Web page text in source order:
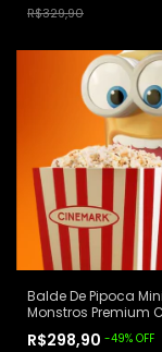
R$329,90
Balde De Pipoca
Monstros Premium
R$298,90 -49% OFF